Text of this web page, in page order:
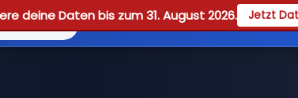
deine Daten bis zum 31. August 2026. Jetzt
Reviews Guides